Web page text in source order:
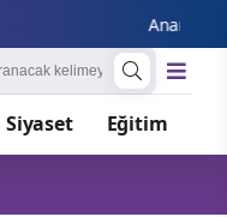
Anand’dan
Siyaset Eğitim